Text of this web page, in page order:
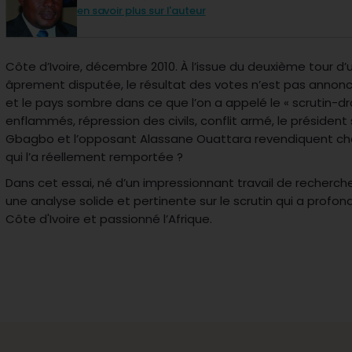
en savoir plus sur l'auteur
Côte d’Ivoire, décembre 2010. À l’issue du deuxième tour
âprement disputée, le résultat des votes n’est pas
et le pays sombre dans ce que l’on a appelé le « scrutin-
enflammés, répression des civils, conflit armé, le
Gbagbo et l’opposant Alassane Ouattara revendiquent
qui l’a réellement remportée ?
Dans cet essai, né d’un impressionnant travail de
une analyse solide et pertinente sur le scrutin qui a
Côte d'Ivoire et passionné l’Afrique.